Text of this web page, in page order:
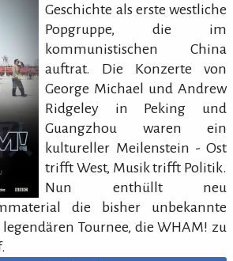
Geschichte als erste westliche
Popgruppe, die im
kommunistischen China
auftrat. Die Konzerte von
George Michael und Andrew
Ridgeley in Peking und
Guangzhou waren ein
kultureller Meilenstein - Ost
trifft West, Musik trifft Politik.
Nun enthüllt neu
die bisher unbekannte
legendären Tournee, die WHAM! zu